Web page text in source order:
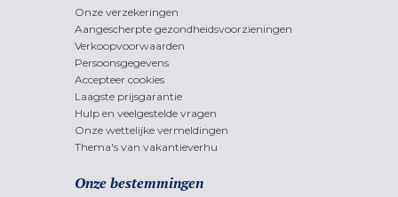
Onze verzekeringen
Aangescherpte gezondheidsvoorzieningen
Verkoopvoorwaarden
Persoonsgegevens
Accepteer cookies
Laagste prijsgarantie
Hulp en veelgestelde vragen
Onze wettelijke vermeldingen
Thema's van vakantieverhu
Onze bestemmingen